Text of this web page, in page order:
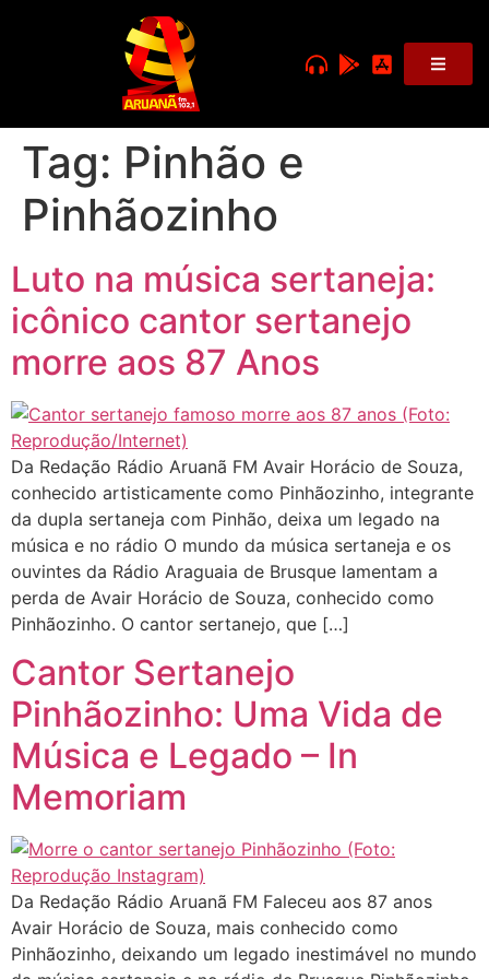
Tag: Pinhão e
Pinhãozinho
Luto na música sertaneja:
icônico cantor sertanejo
morre aos 87 Anos
Da Redação Rádio Aruanã FM Avair Horácio de Souza,
conhecido artisticamente como Pinhãozinho, integrante
da dupla sertaneja com Pinhão, deixa um legado na
música e no rádio O mundo da música sertaneja e os
ouvintes da Rádio Araguaia de Brusque lamentam a
perda de Avair Horácio de Souza, conhecido como
Pinhãozinho. O cantor sertanejo, que […]
Cantor Sertanejo
Pinhãozinho: Uma Vida de
Música e Legado – In
Memoriam
Da Redação Rádio Aruanã FM Faleceu aos 87 anos
Avair Horácio de Souza, mais conhecido como
Pinhãozinho, deixando um legado inestimável no mundo